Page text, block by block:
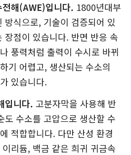
해(AWE)입니다. 1800년대부
방식으로, 기술이 검증되어 있
장점이 있습니다. 반면 반응 속
풍력처럼 출력이 수시로 바뀌
기 어렵고, 생산되는 수소의
있습니다.
입니다. 고분자막을 사용해 반
도 수소를 고압으로 생산할 수
적합합니다. 다만 산성 환경
리듐, 백금 같은 희귀 귀금속